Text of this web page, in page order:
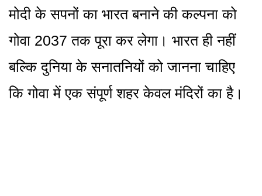
मोदी के सपनों का भारत बनाने की कल्पना को
गोवा 2037 तक पूरा कर लेगा। भारत ही नहीं
बल्कि दुनिया के सनातनियों को जानना चाहिए
कि गोवा में एक संपूर्ण शहर केवल मंदिरों का है।